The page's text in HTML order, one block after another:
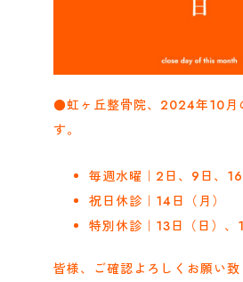
●虹ヶ丘整骨院、2024年10月
す。
毎週水曜｜2日、9日、
祝日休診｜14日（月）
特別休診｜13日（日）、
皆様、ご確認よろしくお願い致